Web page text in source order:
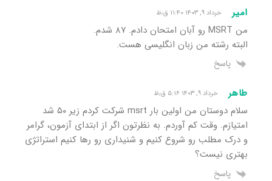
امیر خرداد ۹, ۱۴۰۳ ۱۱:۴۰ ق٫ظ
من MSRT رو آبان امتحان دادم. ۸۷ شدم.
البته رشته من زبان انگلیسی هست.
پاسخ
طاهر خرداد ۹, ۱۴۰۳ ۵:۱۶ ق٫ظ
سلام دوستان من اولین بار msrt شرکت کردم زیر ۵٠ شد
امتیازم. وقت کم آوردم. به نظرتون اگر از ابتدای آزمون، گرامر
و درک مطلب رو شروع کنیم و شنیداری رو رها کنیم استراتژی
بهتری نیست؟
پاسخ